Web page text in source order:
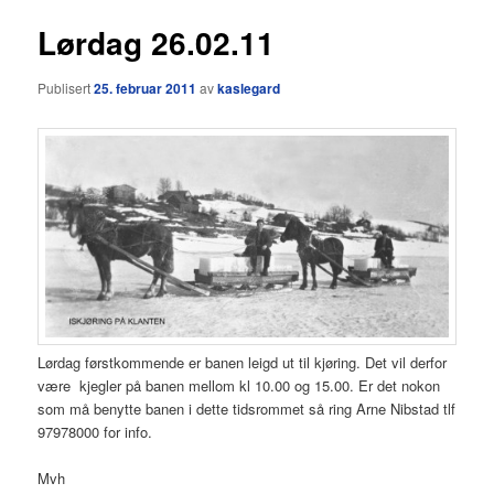
Lørdag 26.02.11
Publisert25. februar 2011 avkaslegard
Lørdag førstkommende er banen leigd ut til kjøring. Det vil derfor
være kjegler på banen mellom kl 10.00 og 15.00. Er det nokon
som må benytte banen i dette tidsrommet så ring Arne Nibstad tlf
97978000 for info.
Mvh